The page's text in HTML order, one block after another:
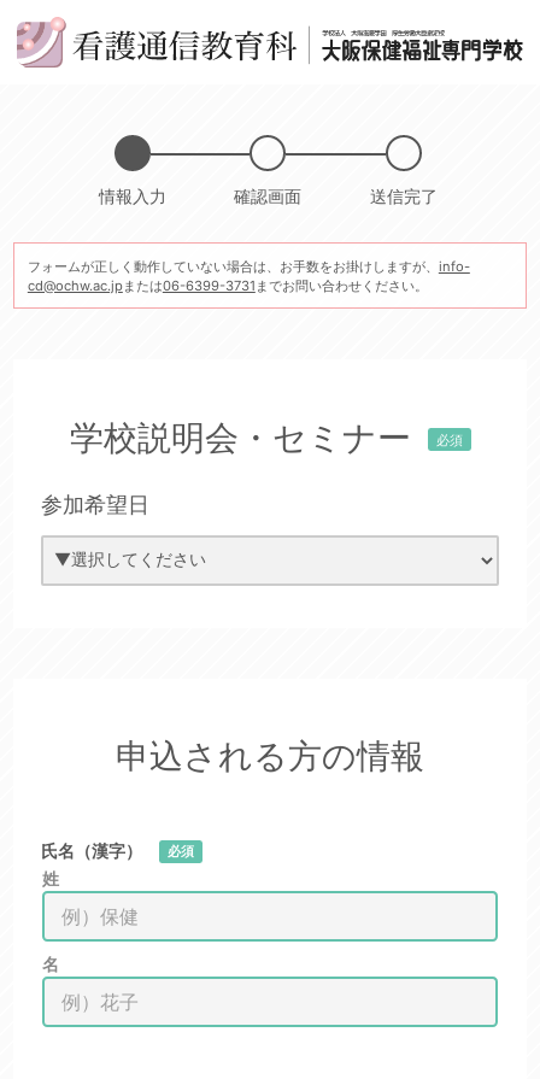
情報入力 確認画面 送信完了
フォームが正しく動作していない場合は、お手数をお掛けしますが、 info-
cd@ochw.ac.jpまたは06-6399-3731 までお問い合わせください。
学校説明会・セミナー 必須
参加希望日
申込される方の情報
氏名（漢字） 必須
姓
名